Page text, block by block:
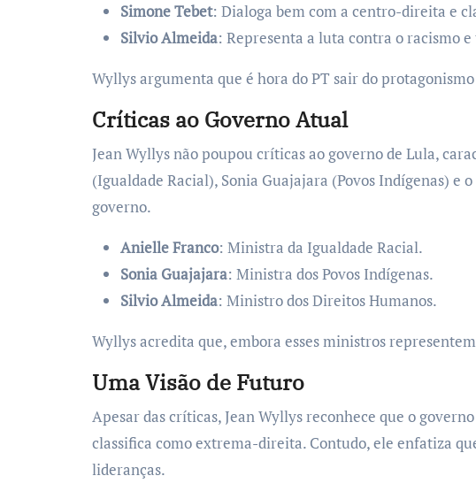
Simone Tebet: Dialoga bem com a centro-direita e
Silvio Almeida: Representa a luta contra o racismo
Wyllys argumenta que é hora do PT sair do protagonismo
Críticas ao Governo Atual
Jean Wyllys não poupou críticas ao governo de Lula,
(Igualdade Racial), Sonia Guajajara (Povos Indígenas) e
governo.
Anielle Franco: Ministra da Igualdade Racial.
Sonia Guajajara: Ministra dos Povos Indígenas.
Silvio Almeida: Ministro dos Direitos Humanos.
Wyllys acredita que, embora esses ministros
Uma Visão de Futuro
Apesar das críticas, Jean Wyllys reconhece que o
classifica como extrema-direita. Contudo, ele enfatiza
lideranças.